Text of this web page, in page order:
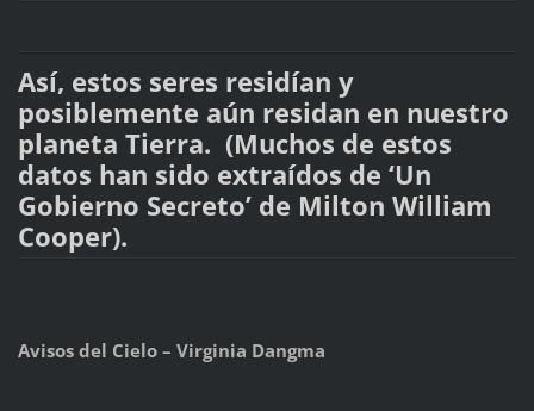
Así, estos seres residían y
posiblemente aún residan en nuestro
planeta Tierra. (Muchos de estos
datos han sido extraídos de ‘Un
Gobierno Secreto’ de Milton William
Cooper).
Avisos del Cielo – Virginia Dangma